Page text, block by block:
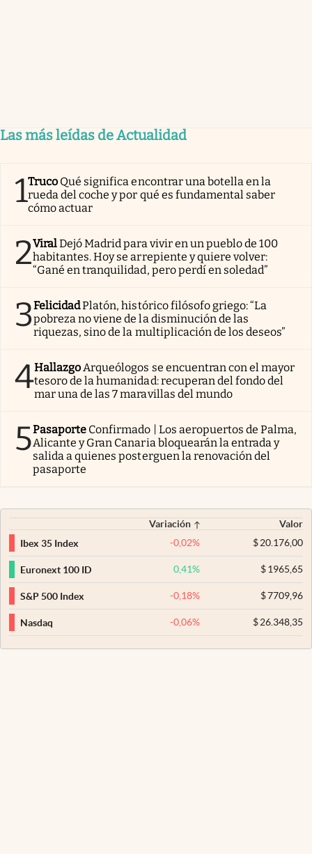
Las más leídas de Actualidad
1Truco Qué significa encontrar una botella en la
rueda del coche y por qué es fundamental saber
cómo actuar
2ViralDejó Madrid para vivir en un pueblo de 100
habitantes. Hoy se arrepiente y quiere volver:
“Gané en tranquilidad, pero perdí en soledad”
3FelicidadPlatón, histórico filósofo griego: “La
pobreza no viene de la disminución de las
riquezas, sino de la multiplicación de los deseos”
4HallazgoArqueólogos se encuentran con el mayor
tesoro de la humanidad: recuperan del fondo del
mar una de las 7 maravillas del mundo
5Pasaporte Confirmado | Los aeropuertos de Palma,
Alicante y Gran Canaria bloquearán la entrada y
salida a quienes posterguen la renovación del
pasaporte
Variación
Valor
Ibex 35 Index
-0,02% $20.176,00
Euronext 100 ID 0,41% $1965,65
S&P 500 Index -0,18% $7709,96
Nasdaq -0,06% $26.348,35